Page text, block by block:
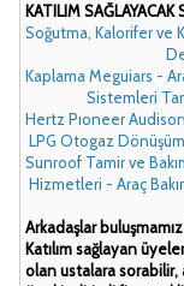
KATILIM SAĞLAYACAK
Soğutma,
Detaylı
Kaplama
Sistemleri Tamir
Hertz
LPG Otogaz
Sunroof
Hizmetleri - Araç
Arkadaşlar
Katılım sağlayan
olan ustalara sorabilir,